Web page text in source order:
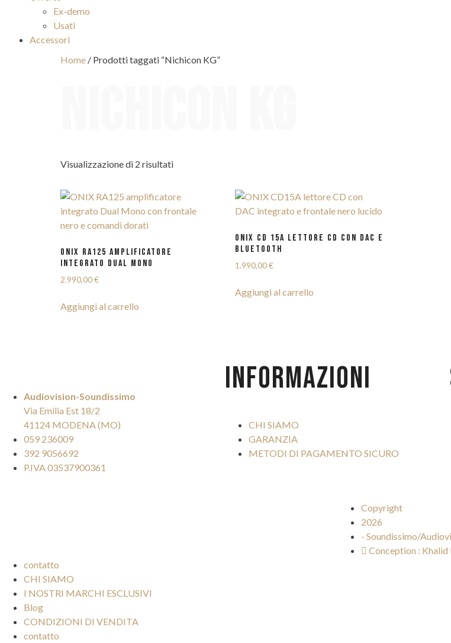
Ex-demo
Usati
Accessori
Home / Prodotti taggati “Nichicon KG”
Visualizzazione di 2 risultati
ONIX RA125 AMPLIFICATORE
INTEGRATO DUAL MONO
2.990,00€
Aggiungi al carrello
ONIX CD 15A LETTORE CD CON DAC E
BLUETOOTH
1.990,00€
Aggiungi al carrello
Audiovision-Soundissimo
Via Emilia Est 18/2
41124 MODENA (MO)
059 236009
392 9056692
P.IVA 03537900361
INFORMAZIONI
CHI SIAMO
GARANZIA
METODI DI PAGAMENTO SICURO
Copyright
2026
- Soundissimo/
Conception :
contatto
CHI SIAMO
I NOSTRI MARCHI ESCLUSIVI
Blog
CONDIZIONI DI VENDITA
contatto